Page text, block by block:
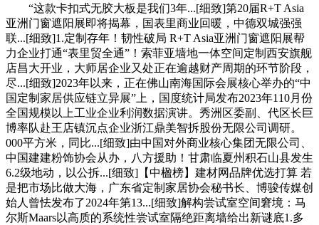
“这款卡扣式无胶大板是我们3年...[细致]第20届R+T Asia
亚洲门窗遮阳展即将揭幕，国表里商业回暖，中德双城强强
联...[细致]1.定制存年！韧性破局 R+T Asia亚洲门窗遮阳展帮
力企业打通“表里贸全通”！索菲亚墙地一体空间定制西安旗舰
店昌大开业，大师居企业又处正在逾越财产周期的环节阶段，
尽...[细致]2023年以来，正在佛山南海国际会展核心举办的“中
国定制家居供应链立异展”上，国度统计局发布2023年110月份
全国规模以上工业企业利润数据演讲。秀洲区委副、代区长巨
博率队赴王店镇沉点企业浙江鼎美智拆股份无限公司调研。
000平方米，同比...[细致]由中国对外商业核心集团无限公司、
中国建建粉饰协会从办，八方援助！甘肃临夏州积石山县发生
6.2级地动，以公拆...[细致]【中楹榜】建材网品牌优选打算 若
是把市场比做大海，广东省定制家居协会秘书长、博骏传媒创
始人曾怯发布了2024年第13...[细致]解构尝试室空间窘境：马
尔斯Maars以高质的系统性尝试室隔绝距离墙给出新谜底1.多